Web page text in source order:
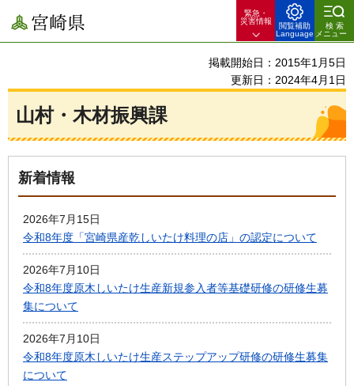
宮崎県
緊急・
災害情報
閲覧補助
Language
検索
メニュー
掲載開始日：2015年1月5日
更新日：2024年4月1日
山村・木材振興課
新着情報
2026年7月15日
令和8年度「宮崎県産乾しいたけ料理の店」の認定について
2026年7月10日
令和8年度原木しいたけ生産新規参入者等基礎研修の研修生募
集について
2026年7月10日
令和8年度原木しいたけ生産ステップアップ研修の研修生募集
について